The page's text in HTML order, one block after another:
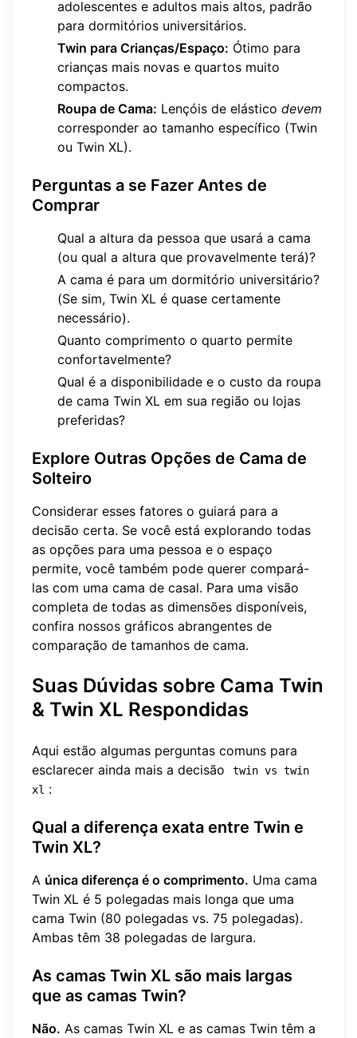
adolescentes e adultos mais altos, padrão
para dormitórios universitários.
Twin para Crianças/Espaço: Ótimo para
crianças mais novas e quartos muito
compactos.
Roupa de Cama: Lençóis de elástico devem
corresponder ao tamanho específico (Twin
ou Twin XL).
Perguntas a se Fazer Antes de
Comprar
Qual a altura da pessoa que usará a cama
(ou qual a altura que provavelmente terá)?
A cama é para um dormitório universitário?
(Se sim, Twin XL é quase certamente
necessário).
Quanto comprimento o quarto permite
confortavelmente?
Qual é a disponibilidade e o custo da roupa
de cama Twin XL em sua região ou lojas
preferidas?
Explore Outras Opções de Cama de
Solteiro
Considerar esses fatores o guiará para a
decisão certa. Se você está explorando todas
as opções para uma pessoa e o espaço
permite, você também pode querer compará-
las com uma cama de casal. Para uma visão
completa de todas as dimensões disponíveis,
confira nossos gráficos abrangentes de
comparação de tamanhos de cama.
Suas Dúvidas sobre Cama Twin
& Twin XL Respondidas
Aqui estão algumas perguntas comuns para
esclarecer ainda mais a decisão
twin vs twin
xl :
Qual a diferença exata entre Twin e
Twin XL?
A única diferença é o comprimento. Uma cama
Twin XL é 5 polegadas mais longa que uma
cama Twin (80 polegadas vs. 75 polegadas).
Ambas têm 38 polegadas de largura.
As camas Twin XL são mais largas
que as camas Twin?
Não. As camas Twin XL e as camas Twin têm a